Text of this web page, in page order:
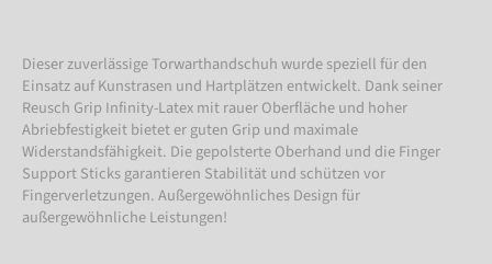
Dieser zuverlässige Torwarthandschuh wurde speziell für den
Einsatz auf Kunstrasen und Hartplätzen entwickelt. Dank seiner
Reusch Grip Infinity-Latex mit rauer Oberfläche und hoher
Abriebfestigkeit bietet er guten Grip und maximale
Widerstandsfähigkeit. Die gepolsterte Oberhand und die Finger
Support Sticks garantieren Stabilität und schützen vor
Fingerverletzungen. Außergewöhnliches Design für
außergewöhnliche Leistungen!